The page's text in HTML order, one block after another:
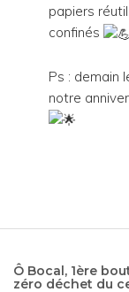
papiers
confinés
Ps : demain
notre
Ô Bocal, 1ère
zéro déchet du